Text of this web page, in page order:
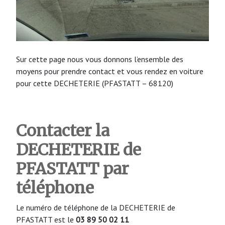
Sur cette page nous vous donnons l’ensemble des
moyens pour prendre contact et vous rendez en voiture
pour cette DECHETERIE (PFASTATT – 68120)
Contacter la
DECHETERIE de
PFASTATT par
téléphone
Le numéro de téléphone de la DECHETERIE de
PFASTATT est le 03 89 50 02 11